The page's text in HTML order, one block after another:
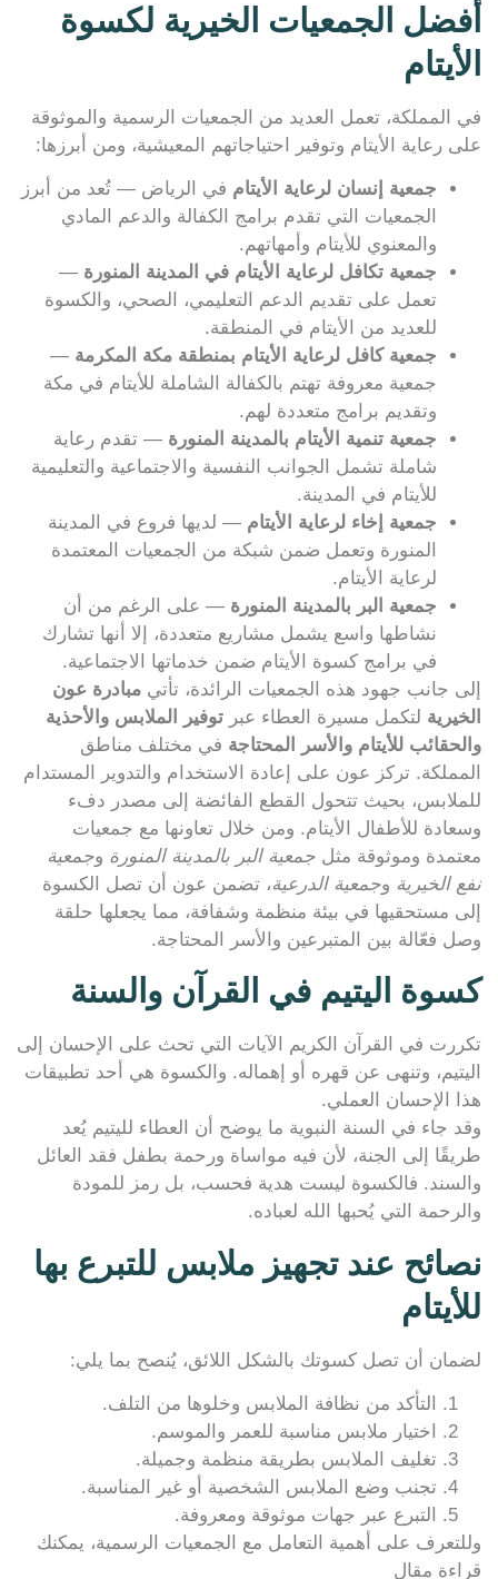
أفضل الجمعيات الخيرية لكسوة
الأيتام
في المملكة، تعمل العديد من الجمعيات الرسمية والموثوقة
على رعاية الأيتام وتوفير احتياجاتهم المعيشية، ومن أبرزها:
جمعية إنسان لرعاية الأيتام في الرياض — تُعد من أبرز
الجمعيات التي تقدم برامج الكفالة والدعم المادي
والمعنوي للأيتام وأمهاتهم.
جمعية تكافل لرعاية الأيتام في المدينة المنورة —
تعمل على تقديم الدعم التعليمي، الصحي، والكسوة
للعديد من الأيتام في المنطقة.
جمعية كافل لرعاية الأيتام بمنطقة مكة المكرمة —
جمعية معروفة تهتم بالكفالة الشاملة للأيتام في مكة
وتقديم برامج متعددة لهم.
جمعية تنمية الأيتام بالمدينة المنورة — تقدم رعاية
شاملة تشمل الجوانب النفسية والاجتماعية والتعليمية
للأيتام في المدينة.
جمعية إخاء لرعاية الأيتام — لديها فروع في المدينة
المنورة وتعمل ضمن شبكة من الجمعيات المعتمدة
لرعاية الأيتام.
جمعية البر بالمدينة المنورة — على الرغم من أن
نشاطها واسع يشمل مشاريع متعددة، إلا أنها تشارك
في برامج كسوة الأيتام ضمن خدماتها الاجتماعية.
إلى جانب جهود هذه الجمعيات الرائدة، تأتي مبادرة عون
الخيرية لتكمل مسيرة العطاء عبر توفير الملابس والأحذية
والحقائب للأيتام والأسر المحتاجة في مختلف مناطق
المملكة. تركز عون على إعادة الاستخدام والتدوير المستدام
للملابس، بحيث تتحول القطع الفائضة إلى مصدر دفء
وسعادة للأطفال الأيتام. ومن خلال تعاونها مع جمعيات
معتمدة وموثوقة مثل جمعية البر بالمدينة المنورة وجمعية
نفع الخيرية وجمعية الدرعية، تضمن عون أن تصل الكسوة
إلى مستحقيها في بيئة منظمة وشفافة، مما يجعلها حلقة
وصل فعّالة بين المتبرعين والأسر المحتاجة.
كسوة اليتيم في القرآن والسنة
تكررت في القرآن الكريم الآيات التي تحث على الإحسان إلى
اليتيم، وتنهى عن قهره أو إهماله. والكسوة هي أحد تطبيقات
هذا الإحسان العملي.
وقد جاء في السنة النبوية ما يوضح أن العطاء لليتيم يُعد
طريقًا إلى الجنة، لأن فيه مواساة ورحمة بطفل فقد العائل
والسند. فالكسوة ليست هدية فحسب، بل رمز للمودة
والرحمة التي يُحبها الله لعباده.
نصائح عند تجهيز ملابس للتبرع بها
للأيتام
لضمان أن تصل كسوتك بالشكل اللائق، يُنصح بما يلي:
التأكد من نظافة الملابس وخلوها من التلف.
اختيار ملابس مناسبة للعمر والموسم.
تغليف الملابس بطريقة منظمة وجميلة.
تجنب وضع الملابس الشخصية أو غير المناسبة.
التبرع عبر جهات موثوقة ومعروفة.
وللتعرف على أهمية التعامل مع الجمعيات الرسمية، يمكنك
قراءة مقال